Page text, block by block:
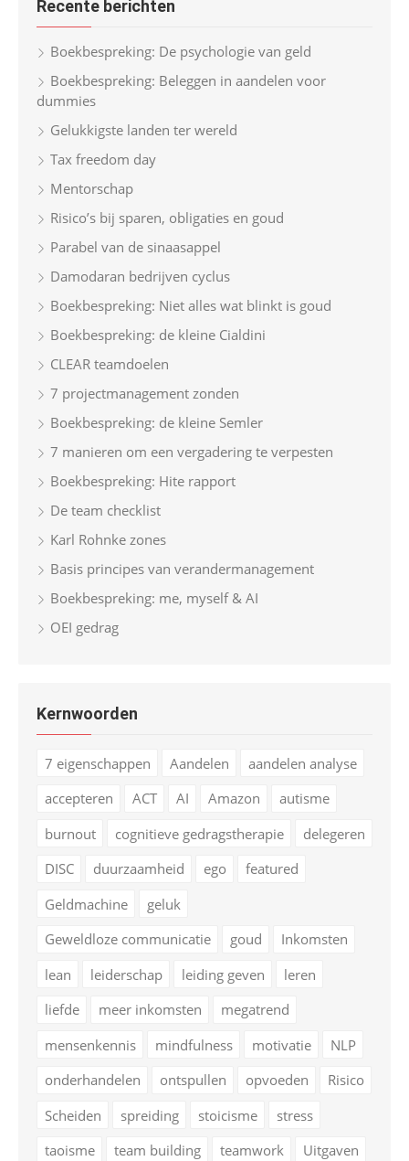
c
f
o
r
:
Recente berichten
Boekbespreking: De psychologie van geld
Boekbespreking: Beleggen in aandelen voor
dummies
Gelukkigste landen ter wereld
Tax freedom day
Mentorschap
Risico’s bij sparen, obligaties en goud
Parabel van de sinaasappel
Damodaran bedrijven cyclus
Boekbespreking: Niet alles wat blinkt is goud
Boekbespreking: de kleine Cialdini
CLEAR teamdoelen
7 projectmanagement zonden
Boekbespreking: de kleine Semler
7 manieren om een vergadering te verpesten
Boekbespreking: Hite rapport
De team checklist
Karl Rohnke zones
Basis principes van verandermanagement
Boekbespreking: me, myself & AI
OEI gedrag
Kernwoorden
7 eigenschappen Aandelen
aandelen analyse
accepteren
ACT AI Amazon
autisme
burnout
cognitieve gedragstherapie
delegeren
DISC
duurzaamheid ego
featured
Geldmachine
geluk
Geweldloze communicatie
goud
Inkomsten
lean
leiderschap leiding geven
leren
liefde
meer inkomsten
megatrend
mensenkennis
mindfulness motivatie
NLP
onderhandelen
ontspullen opvoeden
Risico
Scheiden
spreiding stoicisme
stress
taoisme
team building teamwork
Uitgaven